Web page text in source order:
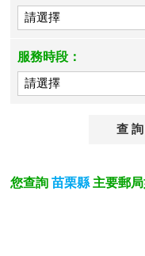
服務時段：
您查詢苗栗縣 主要郵